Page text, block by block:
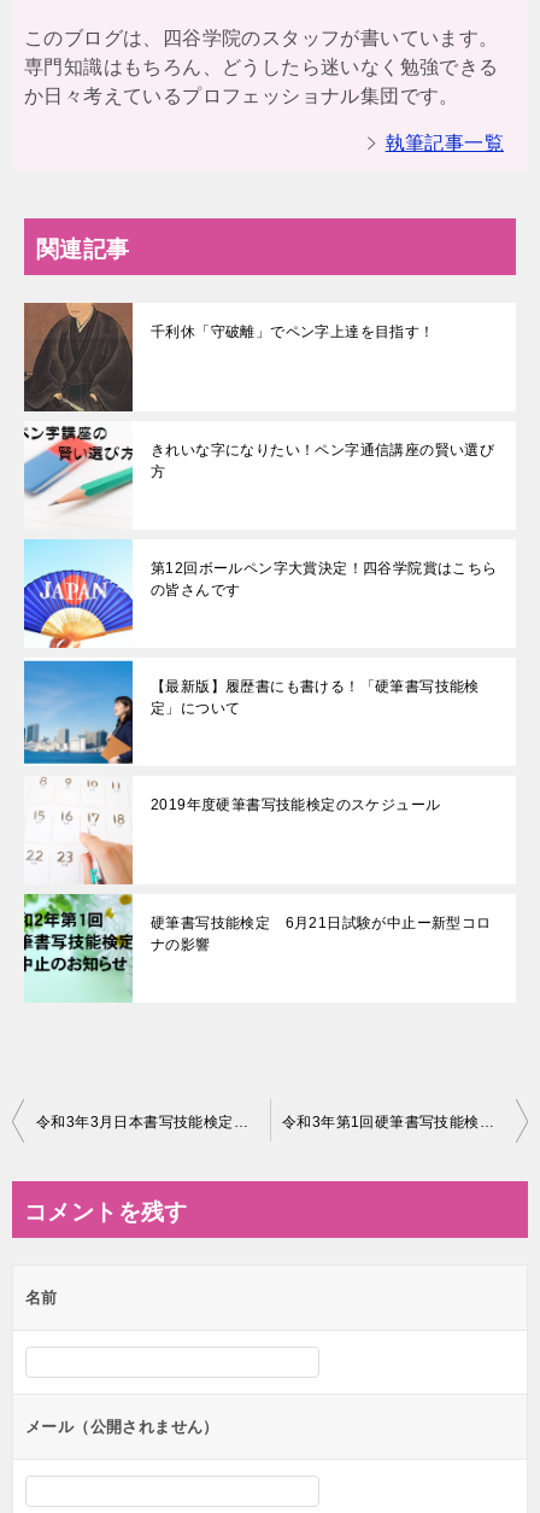
このブログは、四谷学院のスタッフが書いています。
専門知識はもちろん、どうしたら迷いなく勉強できる
か日々考えているプロフェッショナル集団です。
執筆記事一覧
関連記事
千利休「守破離」でペン字上達を目指す！
きれいな字になりたい！ペン字通信講座の賢い選び
方
第12回ボールペン字大賞決定！四谷学院賞はこちら
の皆さんです
【最新版】履歴書にも書ける！「硬筆書写技能検
定」について
2019年度硬筆書写技能検定のスケジュール
硬筆書写技能検定 6月21日試験が中止ー新型コロ
ナの影響
投
ビ
ー
シ
ン
令和3年3月日本書写技能検定協会より講習会のご案内「(毛筆)条幅講座～漢字仮名交じり～」 令和3年第1回硬筆書写技能検定試験の申し込み締め切りは5月21日です。
コメントを残す
名前
メール（公開されません）